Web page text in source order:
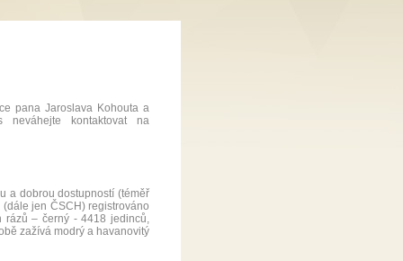
pana Jaroslava Kohouta a
kontaktovat na
a dobrou dostupností (téměř
jen ČSCH) registrováno
rázů – černý - 4418 jedinců,
zažívá modrý a havanovitý